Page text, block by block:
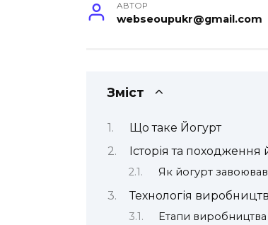
АВТОР
webseoupukr@gmail.com
Зміст
Що таке Йогурт
Історія та походження
Як йогурт завоював
Технологія
Етапи виробництва